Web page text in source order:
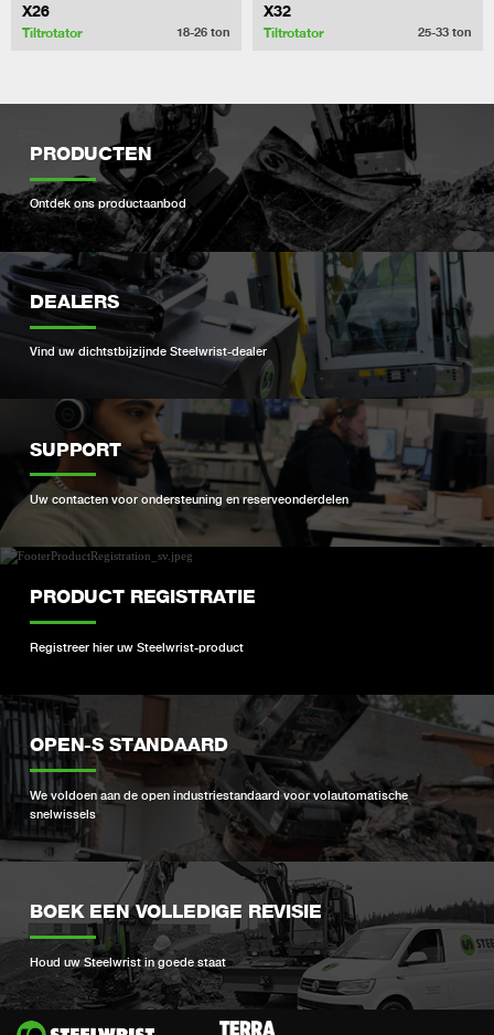
X26
Tiltrotator 18-26 ton
X32
Tiltrotator 25-33 ton
PRODUCTEN
Ontdek ons ​​productaanbod
DEALERS
Vind uw dichtstbijzijnde Steelwrist-dealer
SUPPORT
Uw contacten voor ondersteuning en reserveonderdelen
PRODUCT REGISTRATIE
Registreer hier uw Steelwrist-product
OPEN-S STANDAARD
We voldoen aan de open industriestandaard voor volautomatische
snelwissels
BOEK EEN VOLLEDIGE REVISIE
Houd uw Steelwrist in goede staat